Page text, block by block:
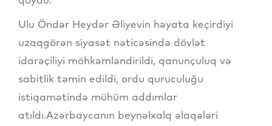
Ulu Öndər Heydər Əliyevin həyata keçirdiyi
uzaqgörən siyasət nəticəsində dövlət
idarəçiliyi möhkəmləndirildi, qanunçuluq və
sabitlik təmin edildi, ordu quruculuğu
istiqamətində mühüm addımlar
atıldı.Azərbaycanın beynəlxalq əlaqələri